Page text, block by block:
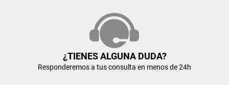
¿TIENES ALGUNA DUDA?
Responderemos a tus consulta en menos de 24h